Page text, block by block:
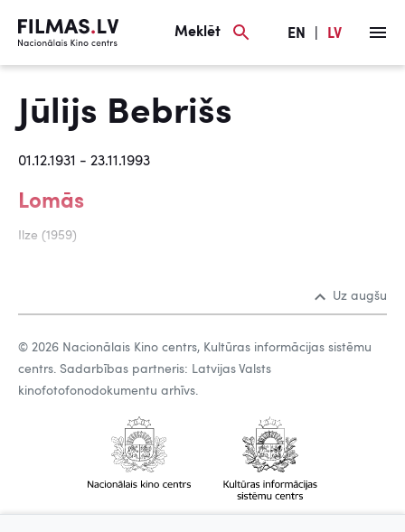
Meklēt EN LV
Jūlijs Bebrišs
01.12.1931 - 23.11.1993
Lomās
Ilze (1959)
Uz augšu
© 2026 Nacionālais Kino centrs, Kultūras informācijas sistēmu
centrs. Sadarbības partneris: Latvijas Valsts
kinofotofonodokumentu arhīvs.